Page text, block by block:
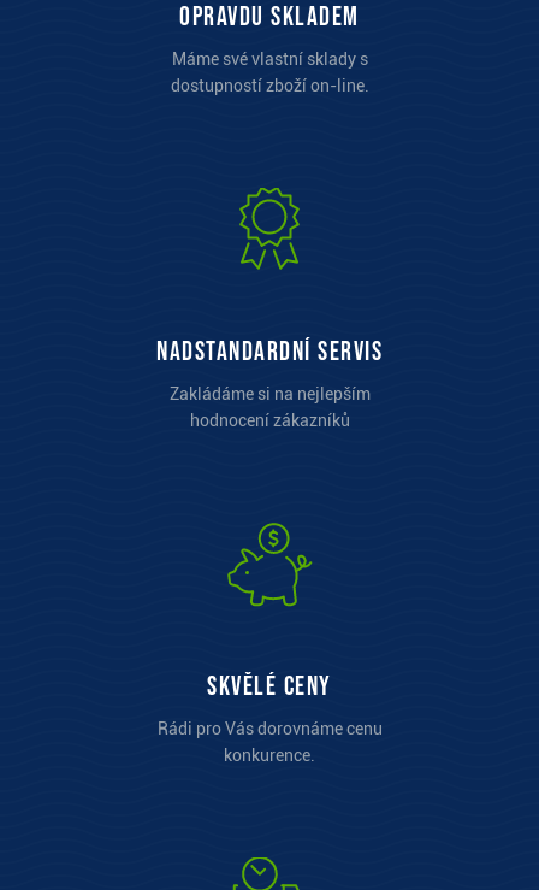
opravdu skladem
Máme své vlastní sklady s
dostupností zboží on-line.
Nadstandardní servis
Zakládáme si na nejlepším
hodnocení zákazníků
Skvělé ceny
Rádi pro Vás dorovnáme cenu
konkurence.